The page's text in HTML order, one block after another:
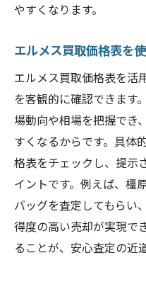
やすくなります。
エルメス買取価格表を
エルメス買取価格表を活
を客観的に確認できます
場動向や相場を把握でき
すくなるからです。具体
格表をチェックし、提示
イントです。例えば、橿
バッグを査定してもらい
得度の高い売却が実現で
ることが、安心査定の近